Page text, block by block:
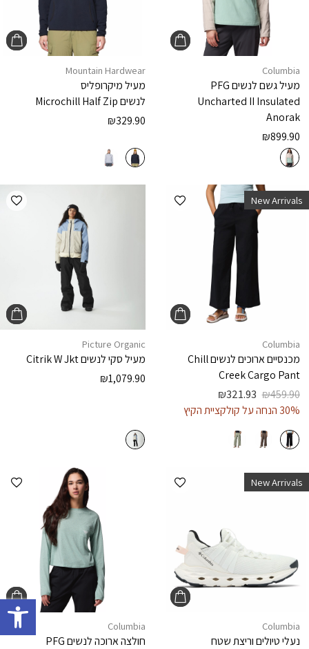
Columbia
מעיל גשם לנשיםPFG
Uncharted II Insulated
Anorak
₪899.90
Mountain Hardwear
מעיל מיקרופליס
לנשיםMicrochill Half Zip
₪329.90
הוספה למועדפים New Arrivals
Columbia
מכנסיים ארוכים לנשיםChill
Creek Cargo Pant
₪459.90
₪321.93
30% הנחה על קולקציית הקיץ
Picture Organic
מעיל סקי לנשיםCitrik W Jkt
₪1,079.90
הוספה למועדפים New Arrivals
Columbia
נעלי טיולים וריצת שטח
Columbia
חולצה ארוכה לנשיםPFG